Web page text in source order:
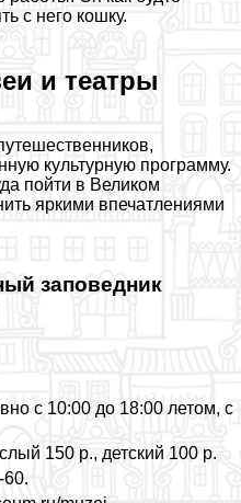
с него кошку.
и театры
культурную программу.
пойти в Великом
яркими впечатлениями
заповедник
с 10:00 до 18:00 летом, с
150 р., детский 100 р.
60.